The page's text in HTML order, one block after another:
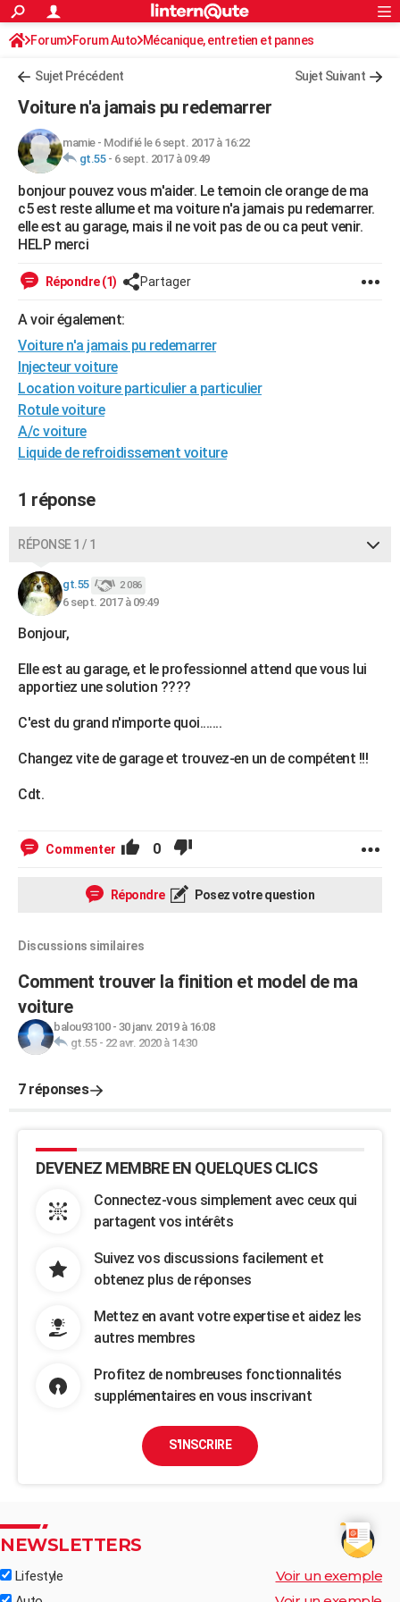
ACTUALITÉS
Politique
Société
Faits Divers
Education
Monde
Villes
+
FINANCE
Retraite
Impôts
Epargne
Immobilier
Risques naturels par ville
Banque
Assurance
Crédit
AUTO
Essais
Réserver un essai
Citadines
Berlines
SUV
Forum auto
+HIGH-TECH
Mobiles
Meilleur smartphone
Internet
Ordinateurs
Jeux vidéo
Guide high-tech
+BRICOLAGE
Forum
Aménagement intérieur
Extérieur
Cuisine
Salle de bains
Jardinage
Rangement
WEEK-END
LIFESTYLE
Art de vivre
Bien-être
Loisirs
Mode
Modes de vie
SANTE
Alimentation
Guide de la santé
Maladies
Médicaments
Sommeil
VOYAGE
Destinations
City break
Voyage nature
Voyage de noces
Forum
Climat
+PHOTO
GUIDES D'ACHAT
BONS PLANS
Dictionnaire
Biographies
Citations
Expressions
Proverbes
PROGRAMME TV
COPAINS D'AVANT
S'inscrire
Se connecter
Lycées
Collèges
Primaires
Universités
Entreprises
Service militaire
Avis de recherche
AVIS DE DÉCÈS
Rechercher
S'inscrire
Connexion
Forum Forum Auto Mécanique, entretien et pannes
Sujet Précédent Sujet Suivant
Voiture n'a jamais pu redemarrer
mamie- Modifié le 6 sept. 2017 à 16:22
gt.55- 6 sept. 2017 à 09:49
bonjour pouvez vous m'aider. Le temoin cle orange de ma
c5 est reste allume et ma voiture n'a jamais pu redemarrer.
elle est au garage, mais il ne voit pas de ou ca peut venir.
HELP merci
Répondre (1) Partager
A voir également:
Voiture n'a jamais pu redemarrer
Injecteur voiture
Location voiture particulier a particulier
Rotule voiture
A/c voiture
Liquide de refroidissement voiture
1 réponse
RÉPONSE 1 / 1
gt.55 2 086
6 sept. 2017 à 09:49
Bonjour,
Elle est au garage, et le professionnel attend que vous lui
apportiez une solution ????
C'est du grand n'importe quoi.......
Changez vite de garage et trouvez-en un de compétent !!!
Cdt.
Commenter 0
Répondre Posez votre question
Discussions similaires
Comment trouver la finition et model de ma
voiture
balou93100- 30 janv. 2019 à 16:08
gt.55- 22 avr. 2020 à 14:30
7 réponses
DEVENEZ MEMBRE EN QUELQUES CLICS
Connectez-vous simplement avec ceux qui
partagent vos intérêts
Suivez vos discussions facilement et
obtenez plus de réponses
Mettez en avant votre expertise et aidez les
autres membres
Profitez de nombreuses fonctionnalités
supplémentaires en vous inscrivant
S'INSCRIRE
NEWSLETTERS
Lifestyle Voir un exemple